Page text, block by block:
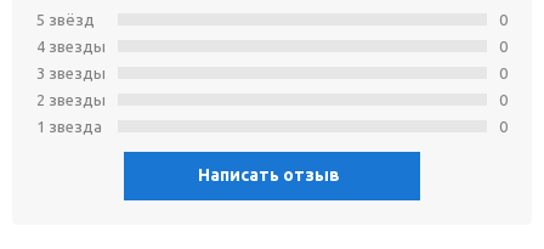
5 звёзд
4 звeзды
3 звeзды
2 звeзды
1 звeзда
0
0
0
0
0
Написать отзыв